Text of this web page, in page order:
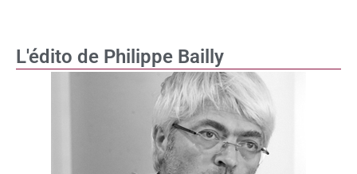
L'édito de Philippe Bailly